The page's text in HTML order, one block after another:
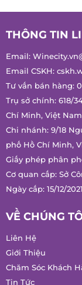
THÔNG TIN
Email:
Email CSKH:
Tư vấn bán hàng:
Trụ sở chính: 618/
Chí Minh, Việt Nam.
Chi nhánh: 9/18
phố Hồ Chí Minh,
Giấy phép phân
Cơ quan cấp: Sở
Ngày cấp: 15/12/2021
VỀ CHÚNG
Liên Hệ
Giới Thiệu
Chăm Sóc Khách
Tin Tức